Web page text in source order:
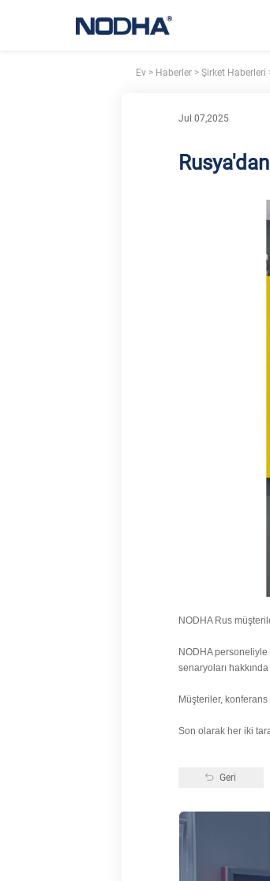
Ev> Haberler> Şirket Haberleri
Jul 07,2025
NODHA Rus
NODHA personeliyle
senaryoları
Müşteriler,
Son olarak her iki
Geri